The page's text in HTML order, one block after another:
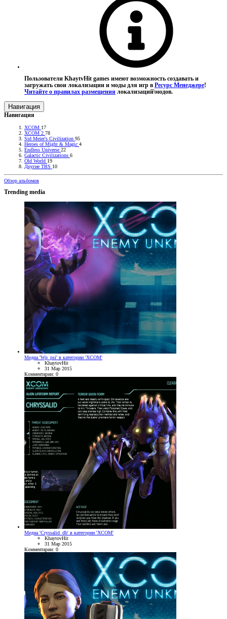
Пользователи KhaytvHit games имеют возможность создавать и
загружать свои локализации и моды для игр в Ресурс Менеджере!
Читайте о правилах размещения локализаций\модов.
Навигация
Навигация
XCOM 17
XCOM 2 78
Sid Meier's Civilization 95
Heroes of Might & Magic 4
Endless Universe 22
Galactic Civilizations 6
Old World 19
Другие TBS 10
Обзор альбомов
Trending media
Медиа 'Wp_psi' в категории 'XCOM'
KhaytovHit
31 Мар 2015
Комментарии: 0
Медиа 'Cryssalid_db' в категории 'XCOM'
KhaytovHit
31 Мар 2015
Комментарии: 0